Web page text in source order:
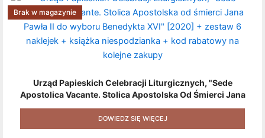
Urząd Papieskich Celebracji Liturgicznych, "Sede
Apostolica Vacante. Stolica Apostolska Od Śmierci Jana
Pawła II Do Wyboru Benedykta XVI" [2020] + Zestaw 6
Naklejek + Książka Niespodzianka + Kod Rabatowy Na
Kolejne Zakupy
Brak w magazynie
DOWIEDZ SIĘ WIĘCEJ